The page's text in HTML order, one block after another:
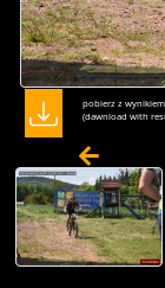
pobierz z wynikiem
(dawnload with